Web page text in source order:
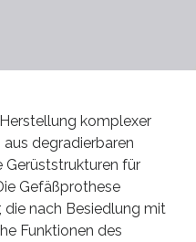
komplexer
degradierbaren
Gerüststrukturen für
Gefäßprothese
nach Besiedlung mit
Funktionen des